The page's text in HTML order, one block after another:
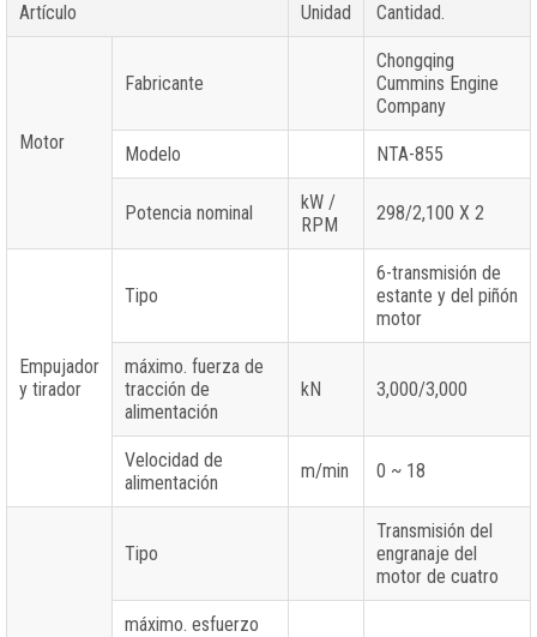
Artículo Unidad Cantidad.
Motor
Fabricante
Chongqing
Cummins Engine
Company
Modelo NTA-855
Potencia nominal
kW /
RPM
298/2,100 X 2
Empujador
y tirador
Tipo
6-transmisión de
estante y del piñón
motor
máximo. fuerza de
tracción de
alimentación
kN 3,000/3,000
Velocidad de
alimentación
m/min 0 ~ 18
Tipo
Transmisión del
engranaje del
motor de cuatro
máximo. esfuerzo